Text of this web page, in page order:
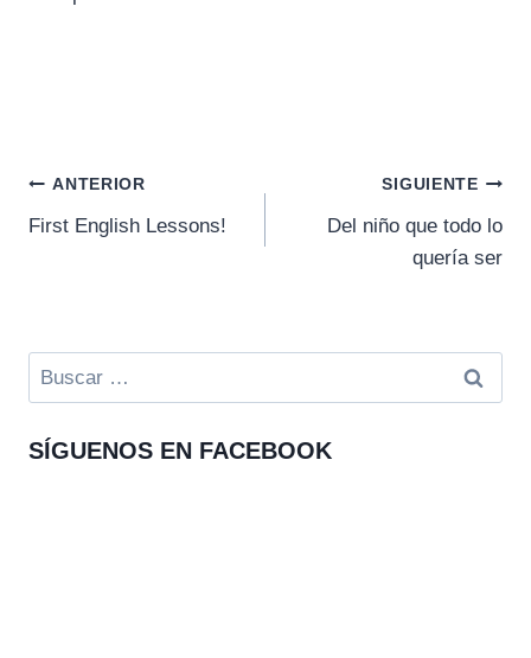
Navegación
de
ANTERIOR
First English Lessons!
SIGUIENTE
Del niño que todo lo
quería ser
Buscar:
SÍGUENOS EN FACEBOOK